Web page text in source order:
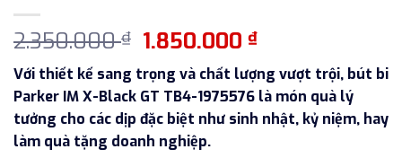
2.350.000₫ Giá
là:
2.350.000 ₫.
1.850.000₫Giá
hiện
tại
là:
1.850.000 ₫.
Với thiết kế sang trọng và chất lượng vượt trội, bút bi
Parker IM X-Black GT TB4-1975576 là món quà lý
tưởng cho các dịp đặc biệt như sinh nhật, kỷ niệm, hay
làm quà tặng doanh nghiệp.